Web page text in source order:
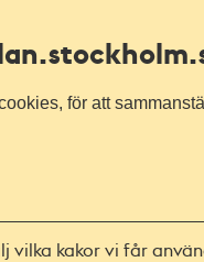
för att
vilka kakor vi får